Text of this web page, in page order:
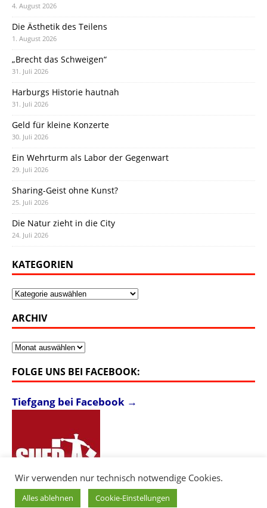
4. August 2026
Die Ästhetik des Teilens
1. August 2026
„Brecht das Schweigen“
31. Juli 2026
Harburgs Historie hautnah
31. Juli 2026
Geld für kleine Konzerte
30. Juli 2026
Ein Wehrturm als Labor der Gegenwart
29. Juli 2026
Sharing-Geist ohne Kunst?
25. Juli 2026
Die Natur zieht in die City
24. Juli 2026
KATEGORIEN
Kategorien
ARCHIV
Archiv
FOLGE UNS BEI FACEBOOK:
Tiefgang bei Facebook →
Wir verwenden nur technisch notwendige Cookies.
Alles ablehnen Cookie-Einstellungen